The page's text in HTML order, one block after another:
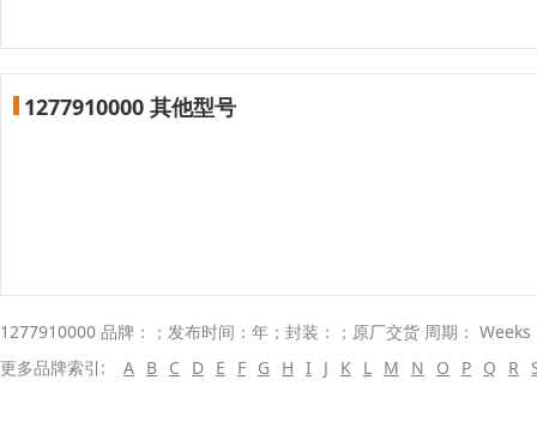
1277910000 其他型号
1277910000 品牌：；发布时间：年；封装：；原厂交货 周期： Weeks
更多品牌索引:
A B C D E F G H I J K L M N O P Q R